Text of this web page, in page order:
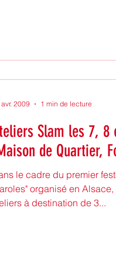
Slam les 7, 8 et 9 mai à Mulhouse
de Quartier,
le cadre du premier
organisé en
à destination de 3...
2009 1 min de lecture